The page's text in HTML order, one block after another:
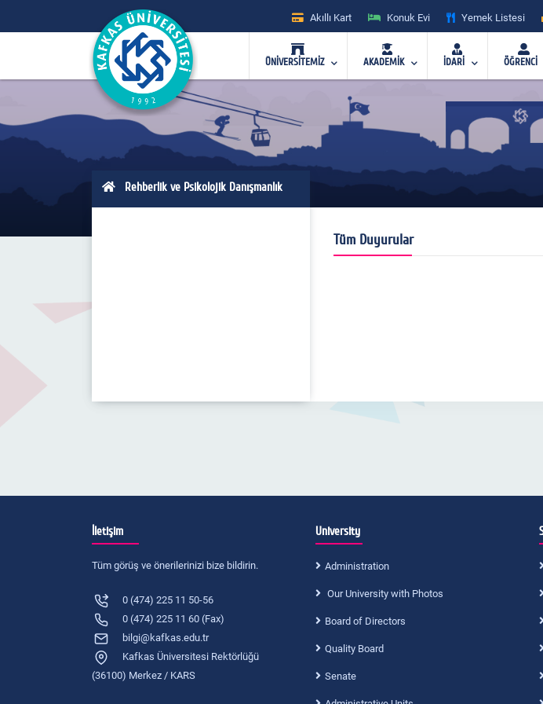
Akıllı Kart Konuk Evi Yemek Listesi
ÜNİVERSİTEMİZ AKADEMİK İDARİ ÖĞRENCİ
Rehberlik ve Psikolojik Danışmanlık
Tüm Duyurular
İletişim
Tüm görüş ve önerilerinizi bize bildirin.
0 (474) 225 11 50-56
0 (474) 225 11 60 (Fax)
bilgi@kafkas.edu.tr
Kafkas Üniversitesi Rektörlüğü
(36100) Merkez / KARS
University
Administration
Our University with Photos
Board of Directors
Quality Board
Senate